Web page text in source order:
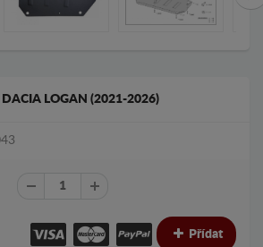
LOGAN (2021-2026)
Přídat